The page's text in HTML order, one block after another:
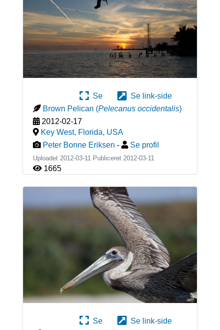
Se
Se link-side
Brown Pelican (Pelecanus occidentalis)
2012-02-17
Key West, Florida, USA
Peter Bonne Eriksen - Se profil
Uploadet 2012-03-11 Publiceret 2012-03-11
1665
Se
Se link-side